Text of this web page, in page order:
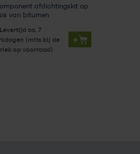
afdichtingskit op
van bitumen
Levertijd ca. 7
(mits bij de
op voorraad)
+